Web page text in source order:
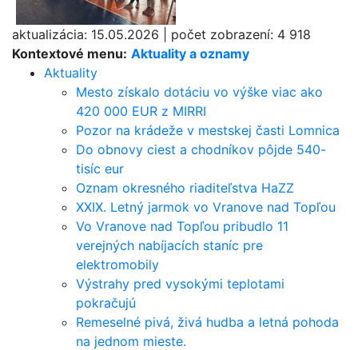
Kontextové menu: Aktuality a oznamy
Aktuality
Mesto získalo dotáciu vo výške viac ako
420 000 EUR z MIRRI
Pozor na krádeže v mestskej časti Lomnica
Do obnovy ciest a chodníkov pôjde 540-
tisíc eur
Oznam okresného riaditeľstva HaZZ
XXIX. Letný jarmok vo Vranove nad Topľou
Vo Vranove nad Topľou pribudlo 11
verejných nabíjacích staníc pre
elektromobily
Výstrahy pred vysokými teplotami
pokračujú
Remeselné pivá, živá hudba a letná pohoda
na jednom mieste.
aktualizácia: 15.05.2026 počet zobrazení: 4 918